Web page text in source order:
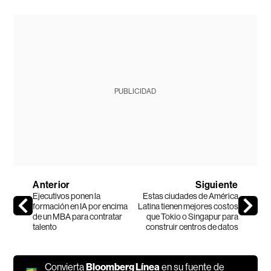
PUBLICIDAD
Anterior
Ejecutivos ponen la
formación en IA por encima
de un MBA para contratar
talento
Siguiente
Estas ciudades de América
Latina tienen mejores costos
que Tokio o Singapur para
construir centros de datos
ConviertaBloomberg Líneaen su fuente de